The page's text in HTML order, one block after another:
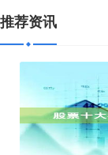
推荐资讯